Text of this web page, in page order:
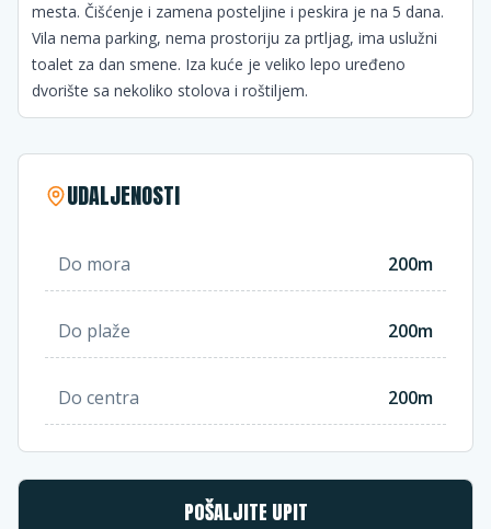
mesta. Čišćenje i zamena posteljine i peskira je na 5 dana.
Vila nema parking, nema prostoriju za prtljag, ima uslužni
toalet za dan smene. Iza kuće je veliko lepo uređeno
dvorište sa nekoliko stolova i roštiljem.
UDALJENOSTI
Do mora 200m
Do plaže 200m
Do centra 200m
POŠALJITE UPIT